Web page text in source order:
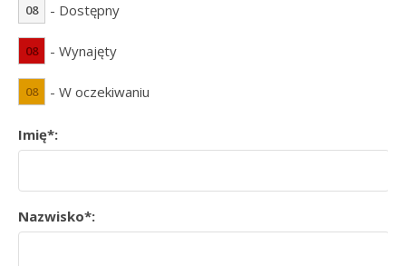
08 - Dostępny
08 - Wynajęty
08 - W oczekiwaniu
Imię*:
Nazwisko*: